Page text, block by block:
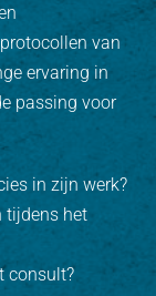
van
ervaring in
passing voor
in zijn werk?
tijdens het
consult?